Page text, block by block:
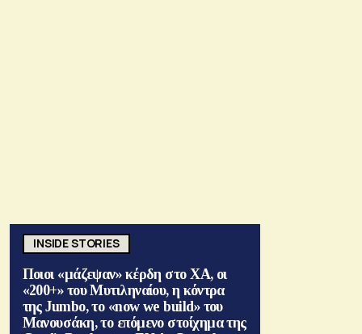
INSIDE STORIES
Ποιοι «μάζεψαν» κέρδη στο ΧΑ, οι
«200+» του Μυτιληναίου, η κόντρα
της Jumbo, το «now we build» του
Μανουσάκη, το επόμενο στοίχημα της